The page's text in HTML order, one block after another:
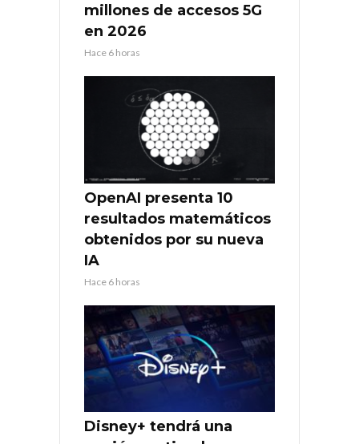
millones de accesos 5G
en 2026
Hace 6 horas
OpenAI presenta 10
resultados matemáticos
obtenidos por su nueva
IA
Hace 6 horas
Disney+ tendrá una